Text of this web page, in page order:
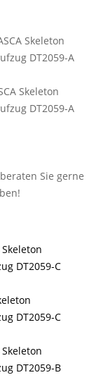
Skeleton
DT2059-A
DT2059-C